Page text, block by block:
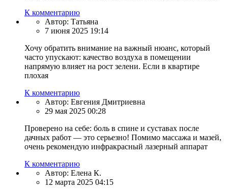
К комментарию
Автор: Татьяна
7 июня 2025 19:14
Хочу обратить внимание на важный нюанс, который
часто упускают: качество воздуха в помещении
напрямую влияет на рост зелени. Если в квартире
плохая
К комментарию
Автор: Евгения Дмитриевна
29 мая 2025 00:28
Проверено на себе: боль в спине и суставах после
дачных работ — это серьезно! Помимо массажа и мазей,
очень рекомендую инфракрасный лазерный аппарат
К комментарию
Автор: Елена К.
12 марта 2025 04:15